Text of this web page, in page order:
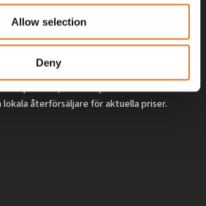
Allow selection
Deny
tillval gäller vid köp av ny maskin. Priserna
produkt, till exempel
återförsäljare för aktuella priser.